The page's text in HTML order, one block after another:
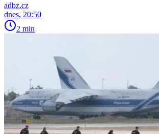
adbz.cz
dnes, 20:50
2 min